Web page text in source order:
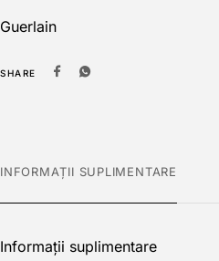
Guerlain
SHARE
INFORMAȚII SUPLIMENTARE
Informații suplimentare